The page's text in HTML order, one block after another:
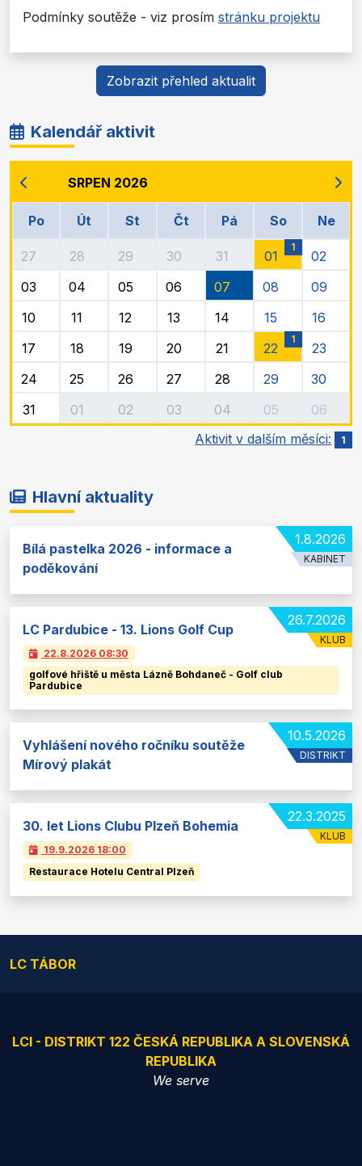
Podmínky soutěže - viz prosím stránku projektu
Zobrazit přehled aktualit
Kalendář aktivit
SRPEN 2026
Po Út St Čt Pá So Ne
27 28 29 30 31 01
1
02
03
04 05 06 07 08
09
10
11 12 13 14 15
16
17
18 19 20 21 22
1
23
24
25 26 27 28 29
30
31
01 02 03 04 05
06
Aktivit v dalším měsíci:
1
Hlavní aktuality
1.8.2026
KABINET
Bílá pastelka 2026 - informace a
poděkování
26.7.2026
KLUB
LC Pardubice - 13. Lions Golf Cup
22.8.2026 08:30
golfové hřiště u města Lázně Bohdaneč - Golf club
Pardubice
10.5.2026
DISTRIKT
Vyhlášení nového ročníku soutěže
Mírový plakát
22.3.2025
KLUB
30. let Lions Clubu Plzeň Bohemia
19.9.2026 18:00
Restaurace Hotelu Central Plzeň
LC TÁBOR
LCI - DISTRIKT 122 ČESKÁ REPUBLIKA A SLOVENSKÁ
REPUBLIKA
We serve